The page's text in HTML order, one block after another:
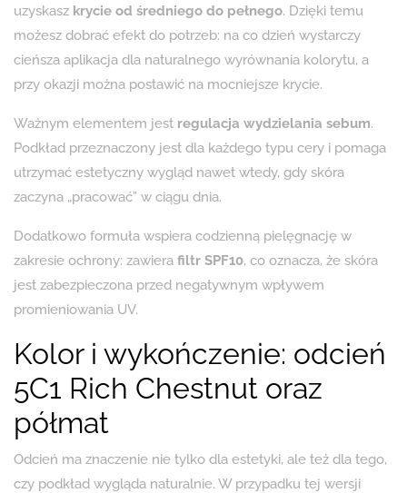
uzyskasz krycie od średniego do pełnego. Dzięki temu
możesz dobrać efekt do potrzeb: na co dzień wystarczy
cieńsza aplikacja dla naturalnego wyrównania kolorytu, a
przy okazji można postawić na mocniejsze krycie.
Ważnym elementem jest regulacja wydzielania sebum.
Podkład przeznaczony jest dla każdego typu cery i pomaga
utrzymać estetyczny wygląd nawet wtedy, gdy skóra
zaczyna „pracować” w ciągu dnia.
Dodatkowo formuła wspiera codzienną pielęgnację w
zakresie ochrony: zawiera filtr SPF10, co oznacza, że skóra
jest zabezpieczona przed negatywnym wpływem
promieniowania UV.
Kolor i wykończenie: odcień
5C1 Rich Chestnut oraz
półmat
Odcień ma znaczenie nie tylko dla estetyki, ale też dla tego,
czy podkład wygląda naturalnie. W przypadku tej wersji